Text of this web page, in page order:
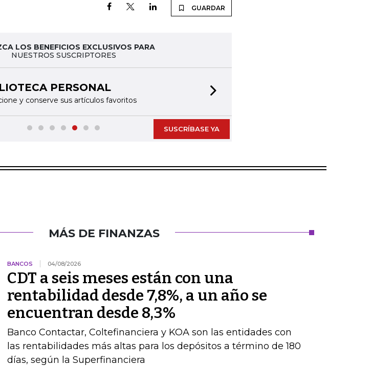
GUARDAR
LOS BENEFICIOS EXCLUSIVOS PARA
NUESTROS SUSCRIPTORES
PERSONAL
y conserve sus artículos favoritos
SUSCRÍBASE YA
MÁS DE FINANZAS
BANCOS 04/08/2026
CDT a seis meses están con una
rentabilidad desde 7,8%, a un año se
encuentran desde 8,3%
Banco Contactar, Coltefinanciera y KOA son las entidades con
las rentabilidades más altas para los depósitos a término de 180
días, según la Superfinanciera